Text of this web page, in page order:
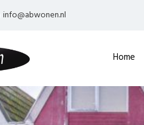
info@abwonen.nl
Home